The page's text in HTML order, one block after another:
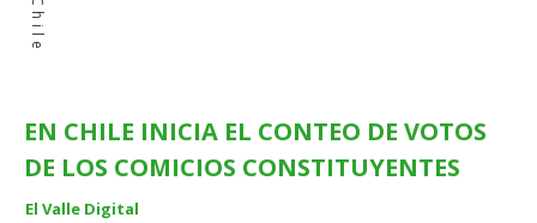
Chile
EN CHILE INICIA EL CONTEO DE VOTOS
DE LOS COMICIOS CONSTITUYENTES
El Valle Digital